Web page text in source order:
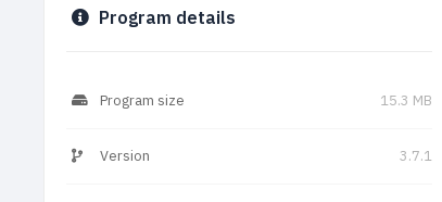
Program details
Program size 15.3 MB
Version 3.7.1